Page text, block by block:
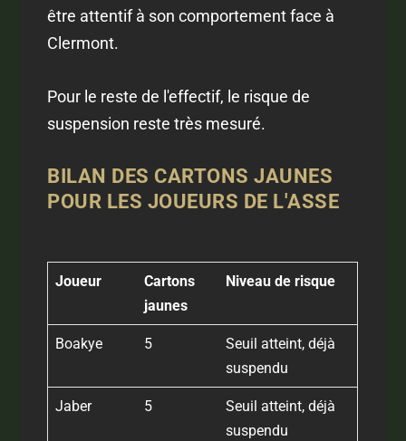
être attentif à son comportement face à
Clermont.
Pour le reste de l'effectif, le risque de
suspension reste très mesuré.
BILAN DES CARTONS JAUNES
POUR LES JOUEURS DE L'ASSE
Joueur
Cartons
jaunes
Niveau de risque
Boakye 5
Seuil atteint, déjà
suspendu
Jaber 5
Seuil atteint, déjà
suspendu